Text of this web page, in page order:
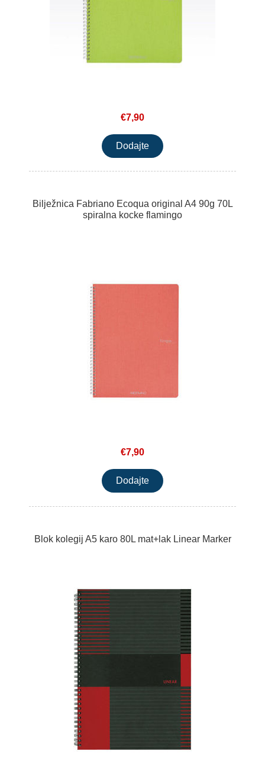
€7,90
Bilježnica Fabriano Ecoqua original A4 90g 70L
spiralna kocke flamingo
€7,90
Blok kolegij A5 karo 80L mat+lak Linear Marker